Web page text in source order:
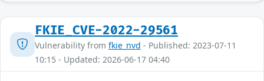
FKIE_CVE-2022-29561
Vulnerability from fkie_nvd - Published: 2023-07-11
10:15 - Updated: 2026-06-17 04:40